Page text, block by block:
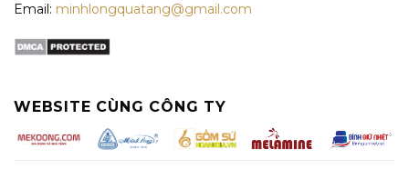
Email: minhlongquatang@gmail.com
WEBSITE CÙNG CÔNG TY